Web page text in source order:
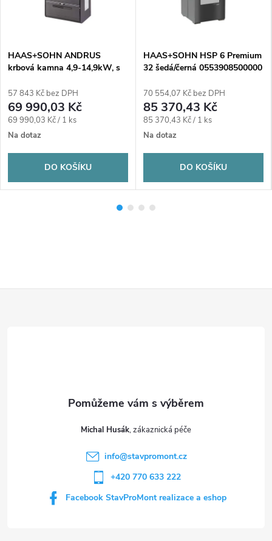
HAAS+SOHN ANDRUS
krbová kamna 4,9-14,9kW, s
57 843 Kč bez DPH
69 990,03 Kč
Měrná
cena:
69 990,03 Kč / 1 ks
Na dotaz
DO KOŠÍKU
HAAS+SOHN HSP 6 Premium
32 šedá/černá 0553908500000
70 554,07 Kč bez DPH
85 370,43 Kč
Měrná
cena:
85 370,43 Kč / 1 ks
Na dotaz
DO KOŠÍKU
Michal Husák
info@stavpromont.cz
+420 770 633 222
Facebook StavProMont realizace a eshop